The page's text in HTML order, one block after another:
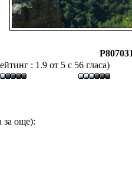
: 1.9 от 5 с 56 гласа)
за още):